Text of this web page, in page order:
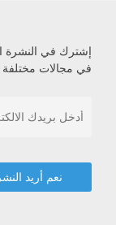
إشترك في النشرة
في مجالات مختلفة